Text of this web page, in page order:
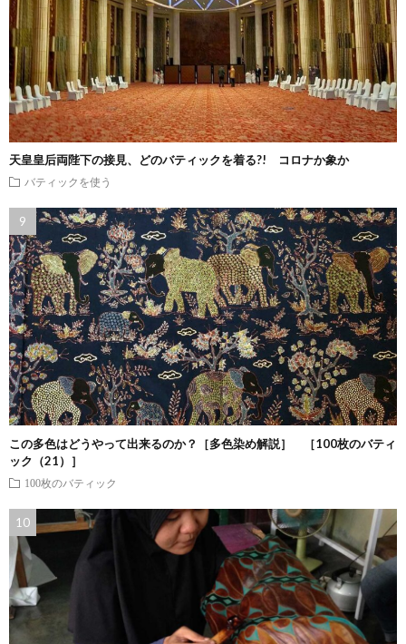
天皇皇后両陛下の接見、どのバティックを着る?! コロナか象か
バティックを使う
この多色はどうやって出来るのか？［多色染め解説］ ［100枚のバティ
ック（21）］
100枚のバティック